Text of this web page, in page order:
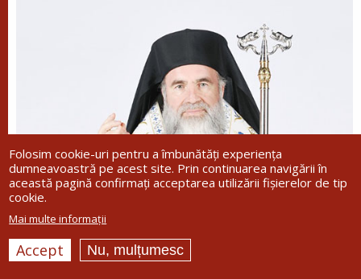
Folosim cookie-uri pentru a îmbunătăți experiența
dumneavoastră pe acest site. Prin continuarea navigării în
această pagină confirmați acceptarea utilizării fișierelor de tip
cookie.
Mai multe informații
Accept Nu, mulțumesc